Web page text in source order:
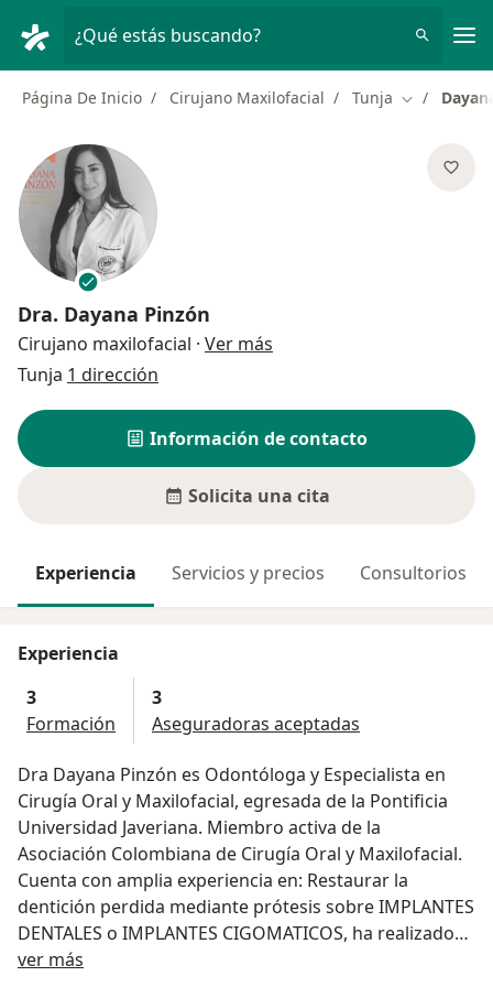
¿Qué estás buscando?
Página De Inicio Cirujano Maxilofacial Tunja Cambiar de
Dra. Dayana Pinzón
Cirujano maxilofacial · Ver más
Tunja 1 dirección
Información de contacto
Solicita una cita
Experiencia Servicios y precios Consultorios
Experiencia
3
Formación
3
Aseguradoras aceptadas
Dra Dayana Pinzón es Odontóloga y Especialista en
Cirugía Oral y Maxilofacial, egresada de la Pontificia
Universidad Javeriana. Miembro activa de la
Asociación Colombiana de Cirugía Oral y Maxilofacial.
Cuenta con amplia experiencia en: Restaurar la
dentición perdida mediante prótesis sobre IMPLANTES
DENTALES o IMPLANTES CIGOMATICOS, ha realizado
mas de 15.000 CIRUGÍAS DE CORDALES exitosas,
ver más